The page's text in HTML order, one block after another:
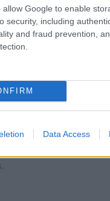
allow Google to enable
security, including
and fraud prevention,
Data Access
mutattak be a